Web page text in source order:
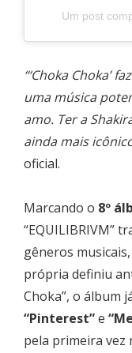
Um post
“‘Choka Choka’
uma música
amo. Ter a
ainda mais
oficial.
Marcando o 8º
“EQUILIBRIVM”
gêneros
própria definiu
Choka”, o álbum
“Pinterest”e
pela primeira